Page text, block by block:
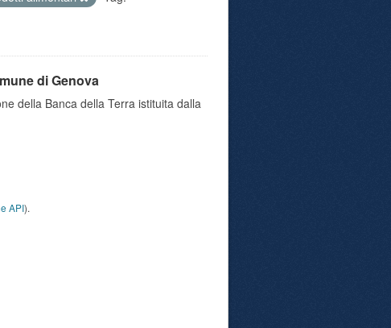
di Genova
della Banca della Terra istituita dalla
API).